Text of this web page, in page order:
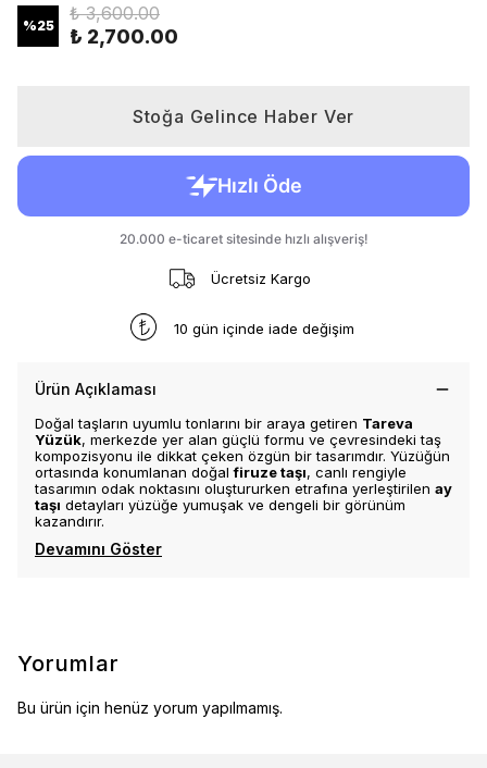
%25
₺ 3,600.00
₺ 2,700.00
Stoğa Gelince Haber Ver
Ücretsiz Kargo
10 gün içinde iade değişim
Ürün Açıklaması
Doğal taşların uyumlu tonlarını bir araya getiren Tareva
Yüzük, merkezde yer alan güçlü formu ve çevresindeki taş
kompozisyonu ile dikkat çeken özgün bir tasarımdır. Yüzüğün
ortasında konumlanan doğalfiruze taşı, canlı rengiyle
tasarımın odak noktasını oluştururken etrafına yerleştirilen ay
taşı detayları yüzüğe yumuşak ve dengeli bir görünüm
kazandırır.
Devamını Göster
Yorumlar
Bu ürün için henüz yorum yapılmamış.